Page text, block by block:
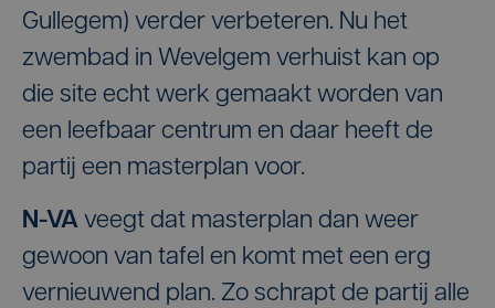
Gullegem) verder verbeteren. Nu het
zwembad in Wevelgem verhuist kan op
die site echt werk gemaakt worden van
een leefbaar centrum en daar heeft de
partij een masterplan voor.
N-VA veegt dat masterplan dan weer
gewoon van tafel en komt met een erg
vernieuwend plan. Zo schrapt de partij alle